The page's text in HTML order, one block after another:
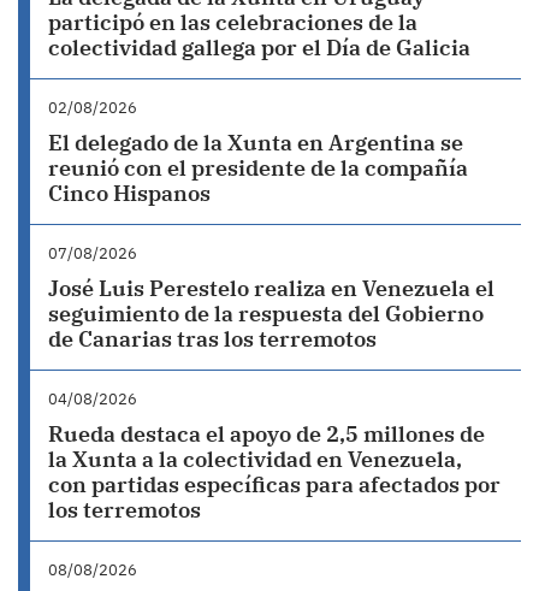
participó en las celebraciones de la
colectividad gallega por el Día de Galicia
02/08/2026
El delegado de la Xunta en Argentina se
reunió con el presidente de la compañía
Cinco Hispanos
07/08/2026
José Luis Perestelo realiza en Venezuela el
seguimiento de la respuesta del Gobierno
de Canarias tras los terremotos
04/08/2026
Rueda destaca el apoyo de 2,5 millones de
la Xunta a la colectividad en Venezuela,
con partidas específicas para afectados por
los terremotos
08/08/2026